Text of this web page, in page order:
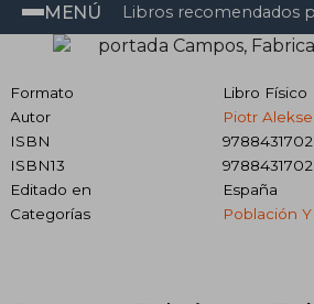
MENÚ Libros recomendados
Formato
Libro Físico
Autor
Piotr
ISBN
ISBN13
Editado en
España
Categorías
Población